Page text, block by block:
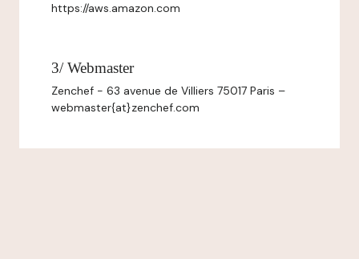
https://aws.amazon.com
3/ Webmaster
Zenchef - 63 avenue de Villiers 75017 Paris –
webmaster{at}zenchef.com